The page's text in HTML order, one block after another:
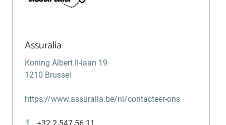
Assuralia
Koning Albert II-laan 19
1210 Brussel
https://www.assuralia.be/nl/contacteer-ons